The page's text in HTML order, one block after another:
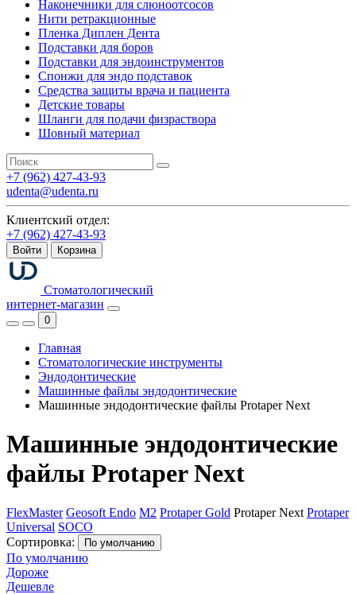
Наконечники для слюноотсосов
Нити ретракционные
Пленка Диплен Дента
Подставки для боров
Подставки для эндоинструментов
Спонжи для эндо подставок
Средства защиты врача и пациента
Детские товары
Шланги для подачи физраствора
Шовный материал
+7 (962) 427-43-93
udenta@udenta.ru
Клиентский отдел:
+7 (962) 427-43-93
Войти Корзина
Стоматологический
интернет-магазин
0
Главная
Стоматологические инструменты
Эндодонтические
Машинные файлы эндодонтические
Машинные эндодонтические файлы Protaper Next
Машинные эндодонтические
файлы Protaper Next
FlexMaster Geosoft Endo M2 Protaper Gold Protaper Next Protaper
Universal SOCO
Сортировка:
По умолчанию
По умолчанию
Дороже
Дешевле